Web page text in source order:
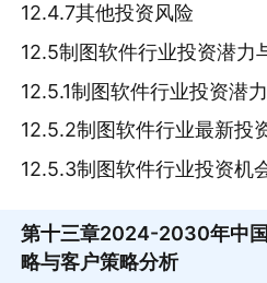
12.4.7其他投资风险
12.5制图软件行业投资潜力
12.5.1制图软件行业投资潜
12.5.2制图软件行业最新投
12.5.3制图软件行业投资机
第十三章2024-2030年中
略与客户策略分析